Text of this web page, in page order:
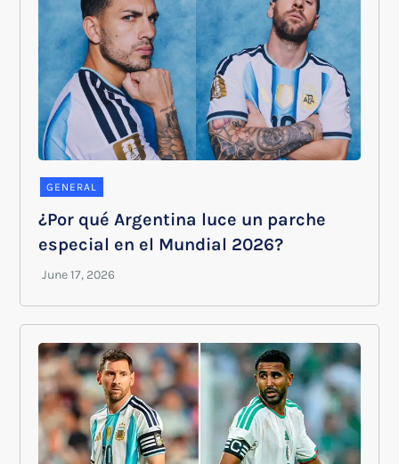
GENERAL
¿Por qué Argentina luce un parche
especial en el Mundial 2026?